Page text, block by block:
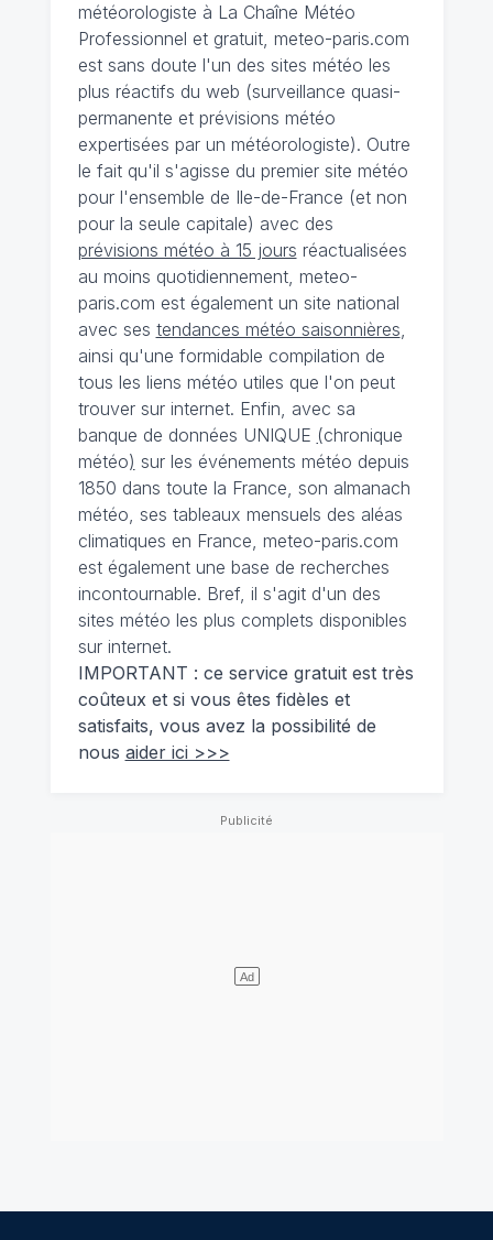
météorologiste à La Chaîne Météo
Professionnel et gratuit, meteo-paris.com
est sans doute l'un des sites météo les
plus réactifs du web (surveillance quasi-
permanente et prévisions météo
expertisées par un météorologiste). Outre
le fait qu'il s'agisse du premier site météo
pour l'ensemble de Ile-de-France (et non
pour la seule capitale) avec des
prévisions météo à 15 jours réactualisées
au moins quotidiennement, meteo-
paris.com est également un site national
avec ses tendances météo saisonnières,
ainsi qu'une formidable compilation de
tous les liens météo utiles que l'on peut
trouver sur internet. Enfin, avec sa
banque de données UNIQUE (chronique
météo) sur les événements météo depuis
1850 dans toute la France, son almanach
météo, ses tableaux mensuels des aléas
climatiques en France, meteo-paris.com
est également une base de recherches
incontournable. Bref, il s'agit d'un des
sites météo les plus complets disponibles
sur internet.
IMPORTANT : ce service gratuit est très
coûteux et si vous êtes fidèles et
satisfaits, vous avez la possibilité de
nous aider ici >>>